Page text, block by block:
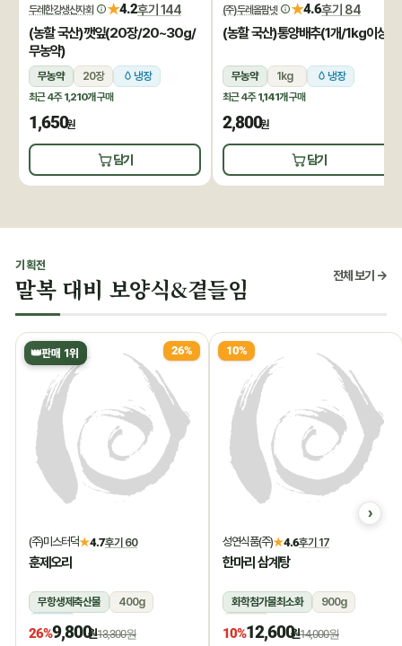
두레한강생산자회 ★4.2후기 144
(농할 국산)깻잎(20장/20~30g/
무농약)
무농약 20장 냉장
최근 4주1,210개 구매
1,650원
담기
(주)두레올팜넷 ★4.6후기 84
(농할 국산)통양배추(1개/1kg이상)
무농약 1kg 냉장
최근 4주1,141개 구매
2,800원
담기
기획전
말복 대비 보양식&곁들임 전체 보기 →
👑판매 1위 26%
(주)미스터덕★4.7후기 60
훈제오리
무항생제축산물
400g
냉동
26%9,800원13,300원
10%
성연식품(주)★4.6후기 17
한마리 삼계탕
화학첨가물최소화
900g
상온
10%12,600원14,000원